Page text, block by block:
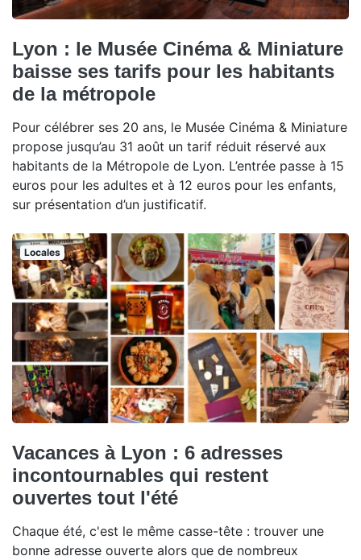
Lyon : le Musée Cinéma & Miniature
baisse ses tarifs pour les habitants
de la métropole
Pour célébrer ses 20 ans, le Musée Cinéma & Miniature
propose jusqu’au 31 août un tarif réduit réservé aux
habitants de la Métropole de Lyon. L’entrée passe à 15
euros pour les adultes et à 12 euros pour les enfants,
sur présentation d’un justificatif.
Locales
Vacances à Lyon : 6 adresses
incontournables qui restent
ouvertes tout l'été
Chaque été, c'est le même casse-tête : trouver une
bonne adresse ouverte alors que de nombreux